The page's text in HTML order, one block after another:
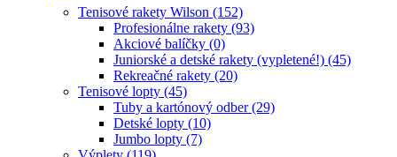
Tenisové rakety Wilson (152)
Profesionálne rakety (93)
Akciové balíčky (0)
Juniorské a detské rakety (vypletené!) (45)
Rekreačné rakety (20)
Tenisové lopty (45)
Tuby a kartónový odber (29)
Detské lopty (10)
Jumbo lopty (7)